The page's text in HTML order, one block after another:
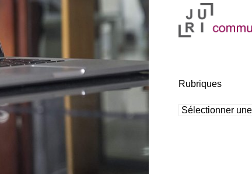
Rubriques
Rubriques